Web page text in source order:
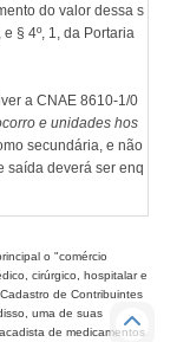
do valor dessa s
§ 4º, 1, da Portaria
a CNAE 8610-1/0
e unidades hos
secundária, e não
saída deverá ser enq
o "comércio
cirúrgico, hospitalar e
de Contribuintes
uma de suas
de medicamentos